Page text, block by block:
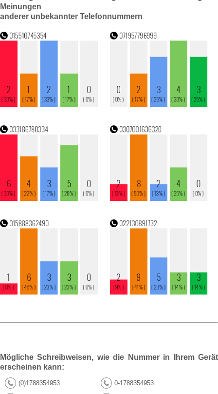
Meinungen
anderer unbekannter Telefonnummern
Mögliche Schreibweisen, wie die Nummer in Ihrem Gerät
erscheinen kann:
(0)1788354953 0-1788354953